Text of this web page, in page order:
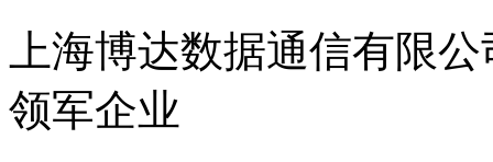
上海博达数据通信有限
领军企业